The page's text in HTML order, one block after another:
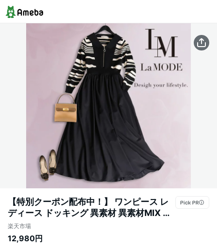
【特別クーポン配布中！】 ワンピース レ
ディース ドッキング 異素材 異素材MIX ド
ッキングワンピース ボーダー 長袖 ミモレ
ロング きれいめ 20代 30代 40代 50代 60
楽天市場
12,980円